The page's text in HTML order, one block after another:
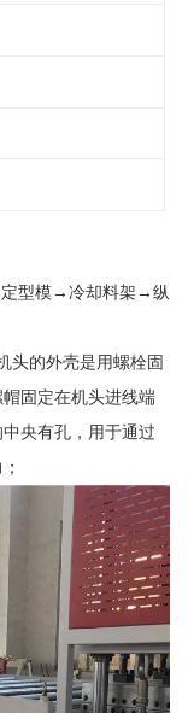
型模→冷却料架→纵
头的外壳是用螺栓固
固定在机头进线端
央有孔，用于通过